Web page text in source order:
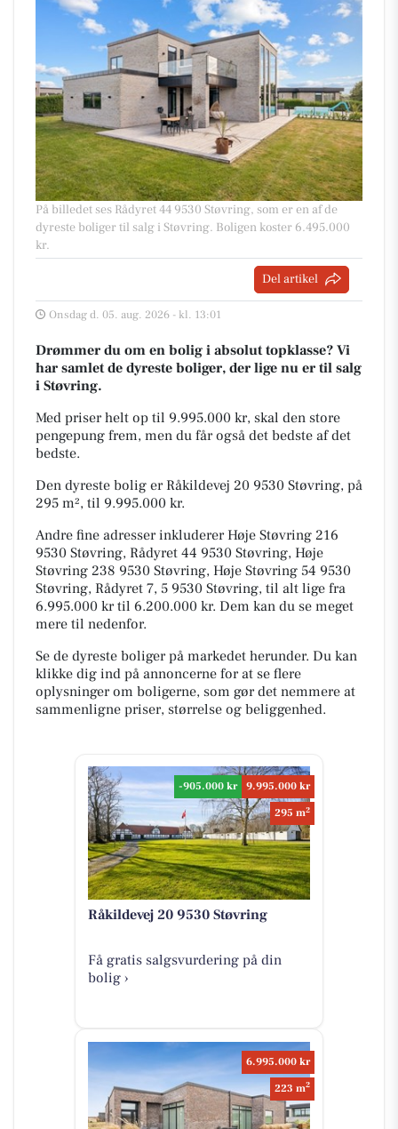
På billedet ses Rådyret 44 9530 Støvring, som er en af de
dyreste boliger til salg i Støvring. Boligen koster 6.495.000
kr.
Del artikel
Onsdag d. 05. aug. 2026 - kl. 13:01
Drømmer du om en bolig i absolut topklasse? Vi
har samlet de dyreste boliger, der lige nu er til salg
i Støvring.
Med priser helt op til 9.995.000 kr, skal den store
pengepung frem, men du får også det bedste af det
bedste.
Den dyreste bolig er Råkildevej 20 9530 Støvring, på
295 m², til 9.995.000 kr.
Andre fine adresser inkluderer Høje Støvring 216
9530 Støvring, Rådyret 44 9530 Støvring, Høje
Støvring 238 9530 Støvring, Høje Støvring 54 9530
Støvring, Rådyret 7, 5 9530 Støvring, til alt lige fra
6.995.000 kr til 6.200.000 kr. Dem kan du se meget
mere til nedenfor.
Se de dyreste boliger på markedet herunder. Du kan
klikke dig ind på annoncerne for at se flere
oplysninger om boligerne, som gør det nemmere at
sammenligne priser, størrelse og beliggenhed.
-905.000 kr
9.995.000 kr
295 m2
Råkildevej 20 9530 Støvring
Få gratis salgsvurdering på din
bolig ›
6.995.000 kr
223 m2